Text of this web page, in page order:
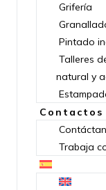
Grifería
Pintado
Talleres
natural y
Contactos
Trabaja